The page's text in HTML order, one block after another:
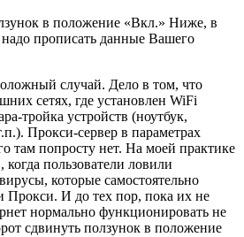
в положение «Вкл.» Ниже, в
прописать данные Вашего
случай. Дело в том, что
сетях, где установлен WiFi
тройка устройств (ноутбук,
Прокси-сервер в параметрах
там попросту нет. На моей практике
когда пользователи ловили
которые самостоятельно
Прокси. И до тех пор, пока их не
нормально функционировать не
сдвинуть ползунок в положение